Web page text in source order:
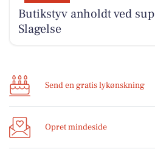
Butikstyv anholdt ved
Slagelse
Send en gratis lykønskning
Opret mindeside